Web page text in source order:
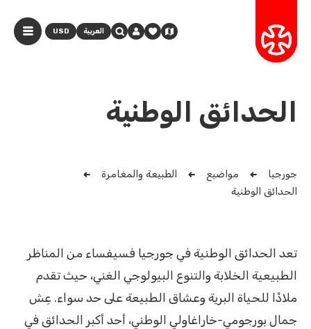
العربية USD
الحدائق الوطنية
جورجيا مواضيع
الطبيعة والمغامرة
الحدائق الوطنية
تعد الحدائق الوطنية في جورجيا فسيفساء من المناظر
الطبيعية الخلابة والتنوع البيولوجي الغني، حيث تقدم
ملاذًا للحياة البرية وعشاق الطبيعة على حد سواء. عِش
جمال بورجومي-خاراغاولي الوطني، أحد أكبر الحدائق في